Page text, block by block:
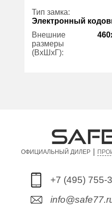
Тип замка:
Электронный
Внешние
размеры
(ВхШхГ):
Внутренний
объем (л):
Гарантия: 5
ОФИЦИАЛЬНЫЙ ДИЛЕР |
+7 (495) 755-